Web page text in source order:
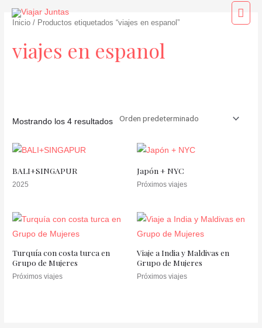
Inicio / Productos etiquetados “viajes en espanol”
viajes en espanol
Categorías del producto
Mostrando los 4 resultados
BALI+SINGAPUR
2025
Japón + NYC
Próximos viajes
Turquía con costa turca en
Grupo de Mujeres
Próximos viajes
Viaje a India y Maldivas en
Grupo de Mujeres
Próximos viajes